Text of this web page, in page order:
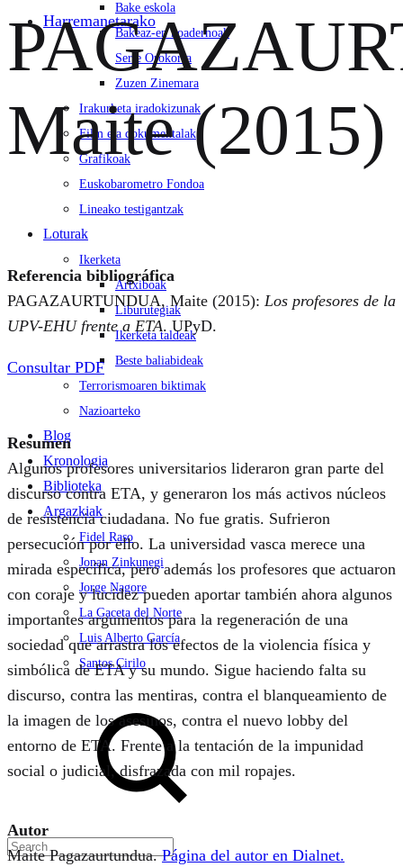
Harremanetarako
Bake eskola
Bakeaz-en koadernoak
Serie Orokorra
Zuzen Zinemara
Irakurketa iradokizunak
Film eta dokumentalak
Grafikoak
Euskobarometro Fondoa
Lineako testigantzak
Loturak
Ikerketa
Artxiboak
Liburutegiak
Ikerketa taldeak
Beste baliabideak
Terrorismoaren biktimak
Nazioarteko
Blog
Kronologia
Biblioteka
Argazkiak
Fidel Raso
Jonan Zinkunegi
Jorge Nagore
La Gaceta del Norte
Luis Alberto García
Santos Cirilo
Search
Maite (2015)
Referencia bibliográfica
PAGAZAURTUNDUA, Maite (2015): Los profesores de la
UPV-EHU frente a ETA. UPyD.
Consultar PDF
Resumen
Algunos profesores universitarios lideraron gran parte del
discurso contra ETA, y generaron los más activos núcleos
de resistencia ciudadana. No fue gratis. Sufrieron
persecución por ello. La universidad vasca merece una
mirada específica, pero además los profesores que actuaron
con coraje y lucidez pueden aportar también ahora algunos
importantes argumentos para la regeneración de una
sociedad que arrastra los efectos de la violencia física y
simbólica de ETA y su mundo. Sigue haciendo falta su
discurso, contra las mentiras, contra el blanqueamiento de
la imagen de los asesinos, contra el nuevo lobby del
entorno de ETA. Frente a la tentación de la impunidad
social o judicial, disfrazada con mil ropajes.
Autor
Maite Pagazaurtundua.Página del autor en Dialnet.